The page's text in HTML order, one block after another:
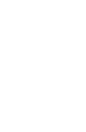
Mit dem
Schutzglas
Glas
unserem Second
Schutz für dein
bleibt